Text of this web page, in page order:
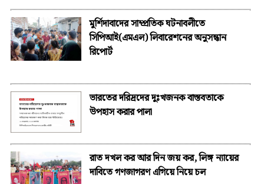
মুর্শিদাবাদের সাম্প্রতিক ঘটনাবলীতে
সিপিআই(এমএল) লিবারেশনের অনুসন্ধান
রিপোর্ট
ভারতের দরিদ্রদের দুঃখজনক বাস্তবতাকে
উপহাস করার পালা
রাত দখল কর আর দিন জয় কর, লিঙ্গ ন্যায়ের
দাবিতে গণজাগরণ এগিয়ে নিয়ে চল